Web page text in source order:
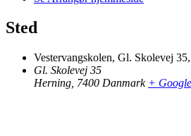
Sted
Vestervangskolen, Gl. Skolevej
Gl. Skolevej 35
Herning 7400 Danmark +